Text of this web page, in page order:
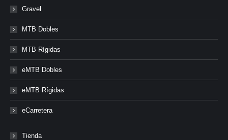
Gravel
MTB Dobles
MTB Rígidas
eMTB Dobles
eMTB Rígidas
eCarretera
Tienda